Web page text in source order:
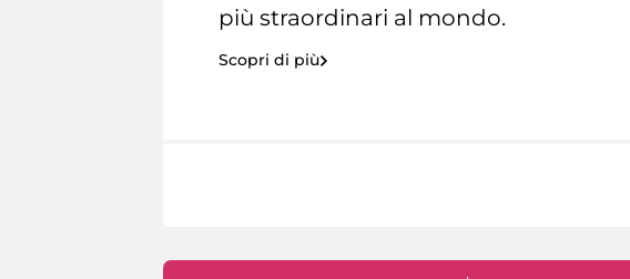
più straordinari al mondo.
Scopri di più